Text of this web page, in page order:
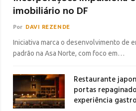
imobiliário no DF
Por DAVI REZENDE
Iniciativa marca o desenvolvimento de
padrão na Asa Norte, com foco em…
Restaurante
portas
experiência